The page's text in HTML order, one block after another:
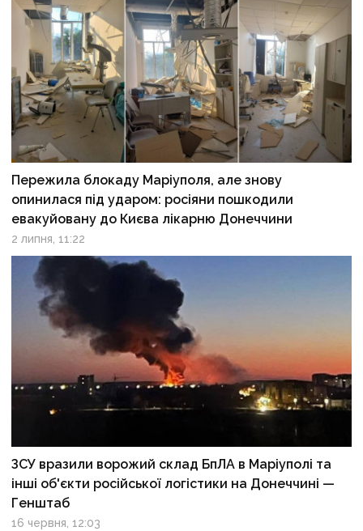
Пережила блокаду Маріуполя, але знову
опинилася під ударом: росіяни пошкодили
евакуйовану до Києва лікарню Донеччини
2 липня, 11:22
ЗСУ вразили ворожий склад БпЛА в Маріуполі та
інші об'єкти російської логістики на Донеччині —
Генштаб
16 червня, 12:03